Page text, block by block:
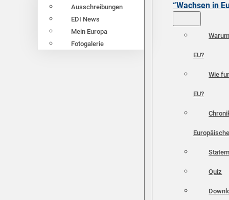
Ausschreibungen
EDI News
Mein Europa
Fotogalerie
“Wachsen in
EU?
Wie
EU?
Quiz